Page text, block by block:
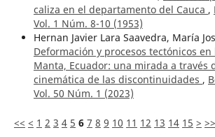
caliza en el departamento del Cauca ,
Vol. 1 Núm. 8-10 (1953)
Hernan Javier Lara Saavedra, María
Deformación y procesos tectónicos
Manta, Ecuador: una mirada a través
cinemática de las discontinuidades ,
Vol. 50 Núm. 1 (2023)
<< < 1 2 3 4 5 6 7 8 9 10 11 12 13 14 15 > >>